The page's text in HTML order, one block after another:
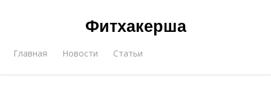
Фитхакерша
Главная Новости Статьи